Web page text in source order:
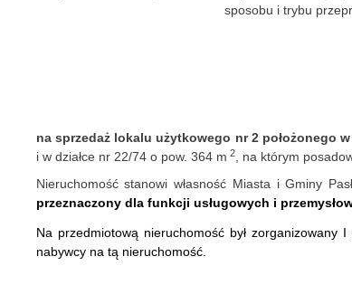
sposobu i trybu
na sprzedaż lokaluużytkowego nr 2położonego w
i w działce nr 22/74 o pow. 364 m 2, na którym
Nieruchomość stanowi własność Miasta i Gminy
przeznaczony dla funkcji usługowych i
Na przedmiotową nieruchomość był
nabywcy na tą nieruchomość.